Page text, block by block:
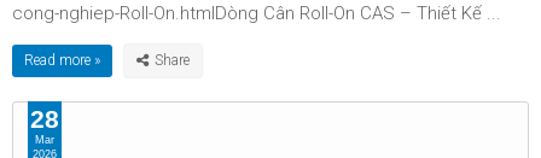
cong-nghiep-Roll-On.htmlDòng Cân Roll-On CAS – Thiết Kế ...
Read more »
28
Mar
2026